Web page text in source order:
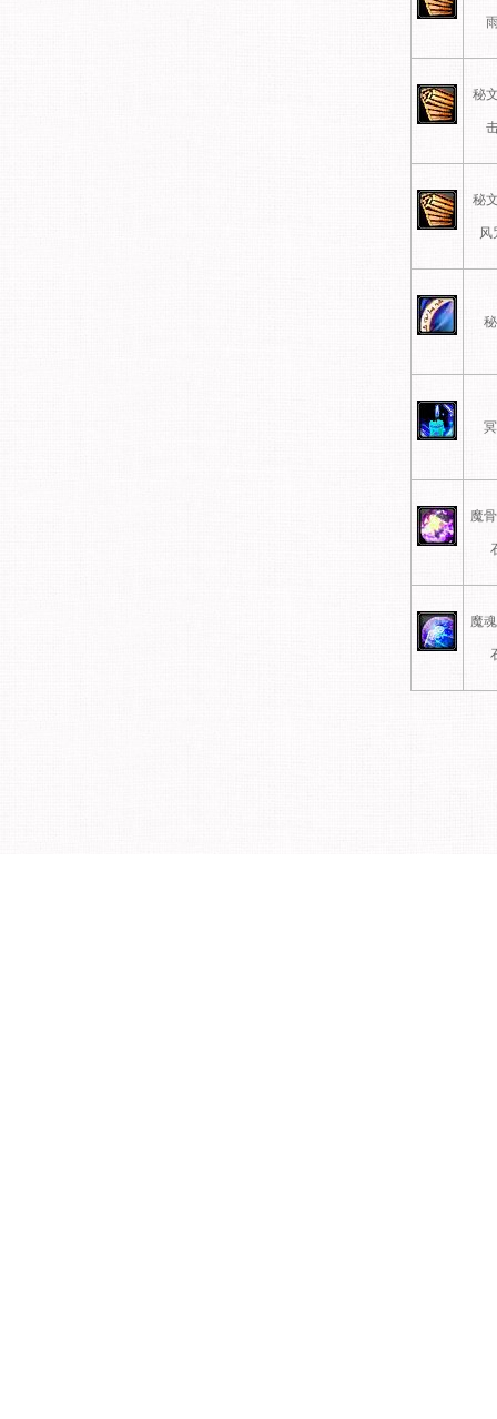
秘
秘
风
魔
魔